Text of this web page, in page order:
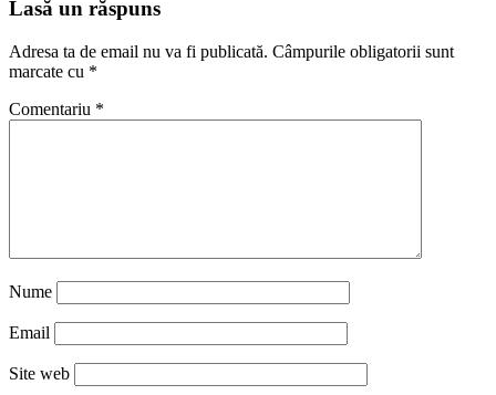
Lasă un răspuns
Adresa ta de email nu va fi publicată. Câmpurile obligatorii sunt
marcate cu *
Comentariu *
Nume
Email
Site web